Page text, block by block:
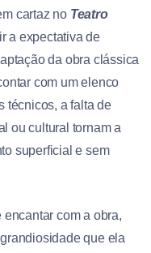
cartaz no Teatro
a expectativa de
da obra clássica
com um elenco
técnicos, a falta de
ou cultural tornam a
superficial e sem
com a obra,
que ela